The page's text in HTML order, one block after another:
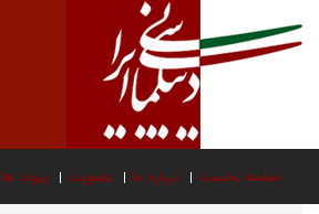
صفحه نخست درباره ما عضویت پیوند ها